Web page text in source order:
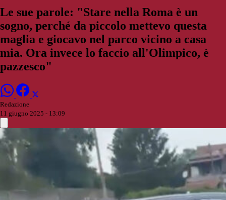
Le sue parole: "Stare nella Roma è un
sogno, perché da piccolo mettevo questa
maglia e giocavo nel parco vicino a casa
mia. Ora invece lo faccio all'Olimpico, è
pazzesco"
Redazione
11 giugno 2025 - 13:09